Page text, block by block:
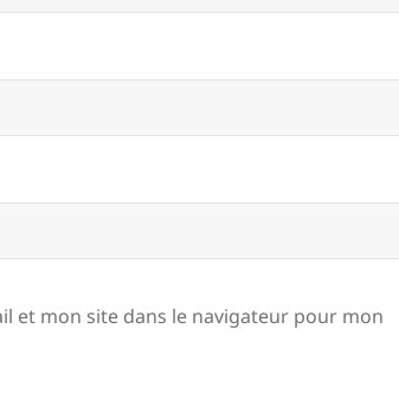
et mon site dans le navigateur pour mon